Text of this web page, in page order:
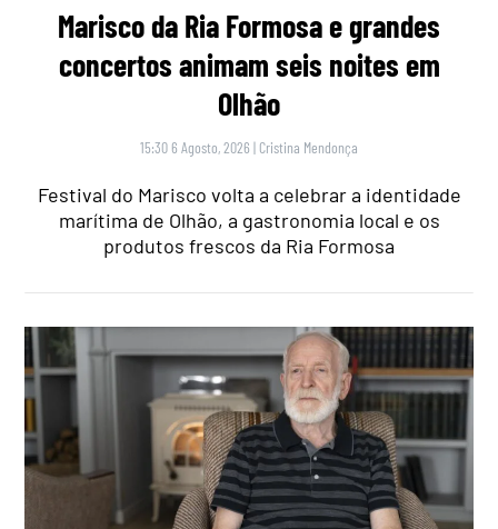
Marisco da Ria Formosa e grandes
concertos animam seis noites em
Olhão
15:30 6 Agosto, 2026 | Cristina Mendonça
Festival do Marisco volta a celebrar a identidade
marítima de Olhão, a gastronomia local e os
produtos frescos da Ria Formosa